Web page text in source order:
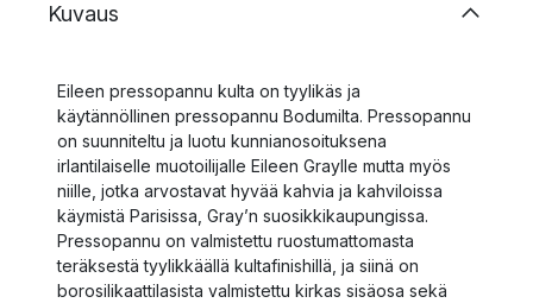
Kuvaus
Eileen pressopannu kulta on tyylikäs ja
käytännöllinen pressopannu Bodumilta. Pressopannu
on suunniteltu ja luotu kunnianosoituksena
irlantilaiselle muotoilijalle Eileen Graylle mutta myös
niille, jotka arvostavat hyvää kahvia ja kahviloissa
käymistä Parisissa, Gray’n suosikkikaupungissa.
Pressopannu on valmistettu ruostumattomasta
teräksestä tyylikkäällä kultafinishillä, ja siinä on
borosilikaattilasista valmistettu kirkas sisäosa sekä